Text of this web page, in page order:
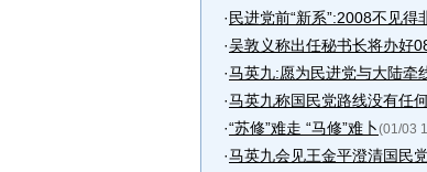
· 民进党前“新系”:2008不见得
·吴敦义称出任秘书长将办好
·马英九:愿为民进党与大陆牵
·马英九称国民党路线没有任
·“苏修”难走 “马修”难卜(01/03
·马英九会见王金平澄清国民